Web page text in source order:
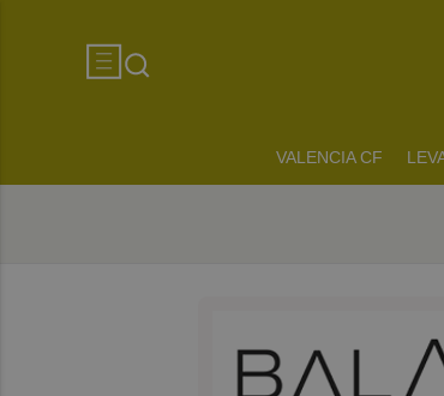
VALENCIA CF